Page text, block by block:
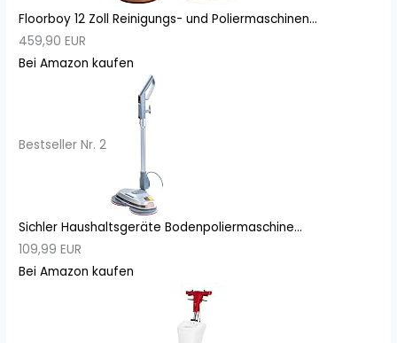
Floorboy 12 Zoll Reinigungs- und Poliermaschinen...
459,90 EUR
Bei Amazon kaufen
Bestseller Nr. 2
Sichler Haushaltsgeräte Bodenpoliermaschine...
109,99 EUR
Bei Amazon kaufen